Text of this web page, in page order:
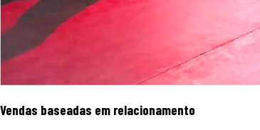
Vendas baseadas em relacionamento